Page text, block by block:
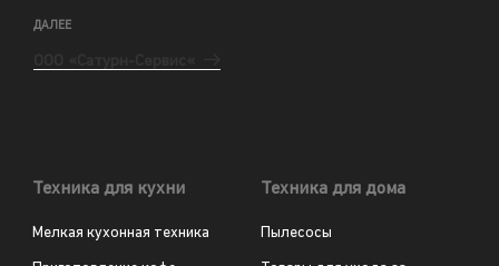
ДАЛЕЕ
Техника для кухни
Мелкая кухонная техника
Техника для дома
Пылесосы